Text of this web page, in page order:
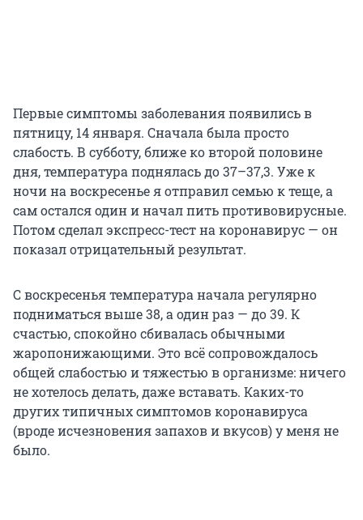
Первые симптомы заболевания появились в
пятницу, 14 января. Сначала была просто
слабость. В субботу, ближе ко второй половине
дня, температура поднялась до 37–37,3. Уже к
ночи на воскресенье я отправил семью к теще, а
сам остался один и начал пить противовирусные.
Потом сделал экспресс-тест на коронавирус — он
показал отрицательный результат.
С воскресенья температура начала регулярно
подниматься выше 38, а один раз — до 39. К
счастью, спокойно сбивалась обычными
жаропонижающими. Это всё сопровождалось
общей слабостью и тяжестью в организме: ничего
не хотелось делать, даже вставать. Каких-то
других типичных симптомов коронавируса
(вроде исчезновения запахов и вкусов) у меня не
было.